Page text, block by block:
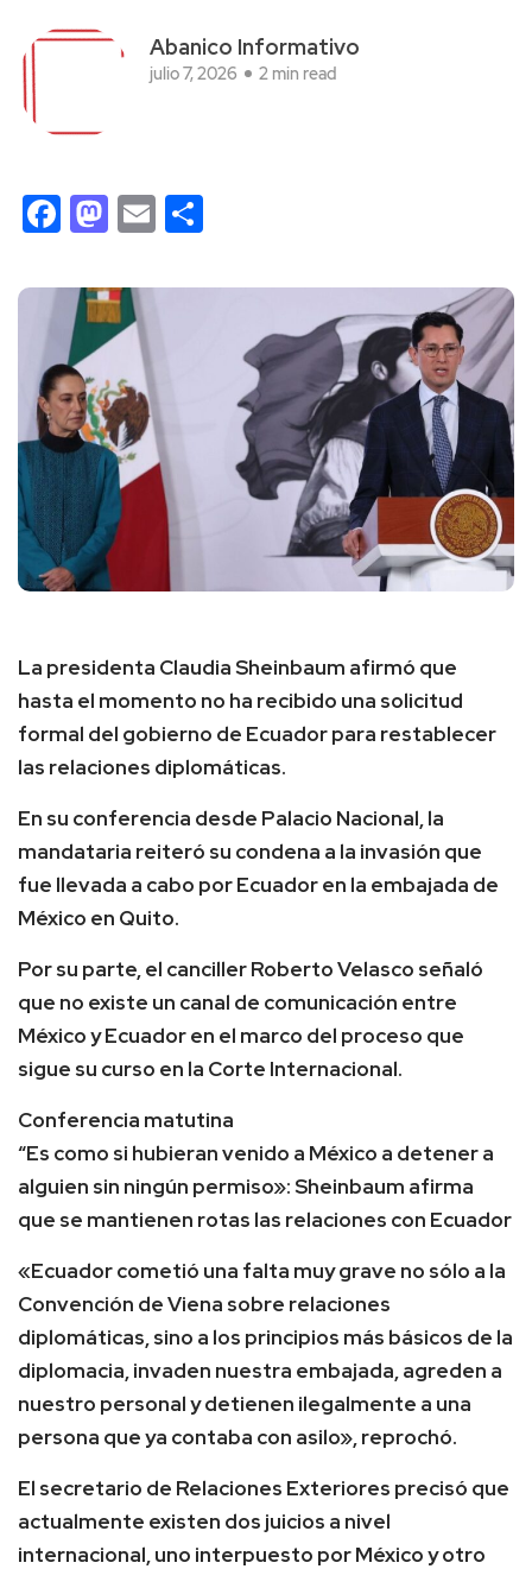
Abanico Informativo
julio 7, 2026 2 min read
Facebook
Mastodon
Email
La presidenta Claudia Sheinbaum afirmó que
hasta el momento no ha recibido una solicitud
formal del gobierno de Ecuador para restablecer
las relaciones diplomáticas.
En su conferencia desde Palacio Nacional, la
mandataria reiteró su condena a la invasión que
fue llevada a cabo por Ecuador en la embajada de
México en Quito.
Por su parte, el canciller Roberto Velasco señaló
que no existe un canal de comunicación entre
México y Ecuador en el marco del proceso que
sigue su curso en la Corte Internacional.
Conferencia matutina
“Es como si hubieran venido a México a detener a
alguien sin ningún permiso»: Sheinbaum afirma
que se mantienen rotas las relaciones con Ecuador
«Ecuador cometió una falta muy grave no sólo a la
Convención de Viena sobre relaciones
diplomáticas, sino a los principios más básicos de la
diplomacia, invaden nuestra embajada, agreden a
nuestro personal y detienen ilegalmente a una
persona que ya contaba con asilo», reprochó.
El secretario de Relaciones Exteriores precisó que
actualmente existen dos juicios a nivel
internacional, uno interpuesto por México y otro